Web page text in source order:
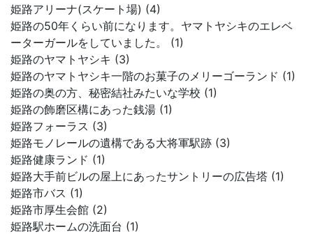
姫路アリーナ(スケート場) (4)
姫路の50年くらい前になります。ヤマトヤシキのエレベ
ーターガールをしていました。 (1)
姫路のヤマトヤシキ (3)
姫路のヤマトヤシキ一階のお菓子のメリーゴーランド (1)
姫路の奥の方、秘密結社みたいな学校 (1)
姫路の飾磨区構にあった銭湯 (1)
姫路フォーラス (3)
姫路モノレールの遺構である大将軍駅跡 (3)
姫路健康ランド (1)
姫路大手前ビルの屋上にあったサントリーの広告塔 (1)
姫路市バス (1)
姫路市厚生会館 (2)
姫路駅ホームの洗面台 (1)